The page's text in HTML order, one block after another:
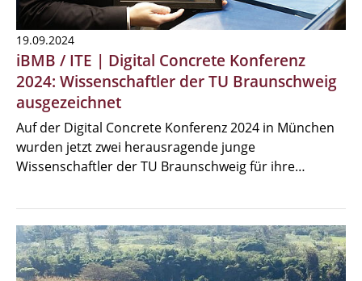
19.09.2024
iBMB / ITE | Digital Concrete Konferenz
2024: Wissenschaftler der TU Braunschweig
ausgezeichnet
Auf der Digital Concrete Konferenz 2024 in München
wurden jetzt zwei herausragende junge
Wissenschaftler der TU Braunschweig für ihre…